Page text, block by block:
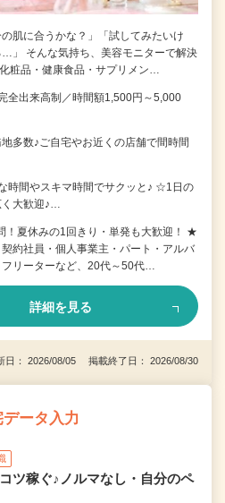
の肌に合うかな？」「試してみたいけ
…」 そんな気持ち、美容モニターで解決
粧品・健康食品・サプリメン…
全出来高制／時間額1,500円～5,000
数♪ご自宅やお近くの店舗で間時間
時間やスキマ時間でサクッと♪ ☆1日の
大歓迎♪…
！夏休みの1回きり・単発も大歓迎！ ★
約社員・個人事業主・パート・アルバ
リーターなど、20代～50代…
詳細を見る
日： 2026/08/05 掲載終了日： 2026/08/30
ータ入力
ツ稼ぐ♪ノルマなし・自分のペ